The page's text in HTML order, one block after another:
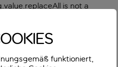
is not a
funktioniert,